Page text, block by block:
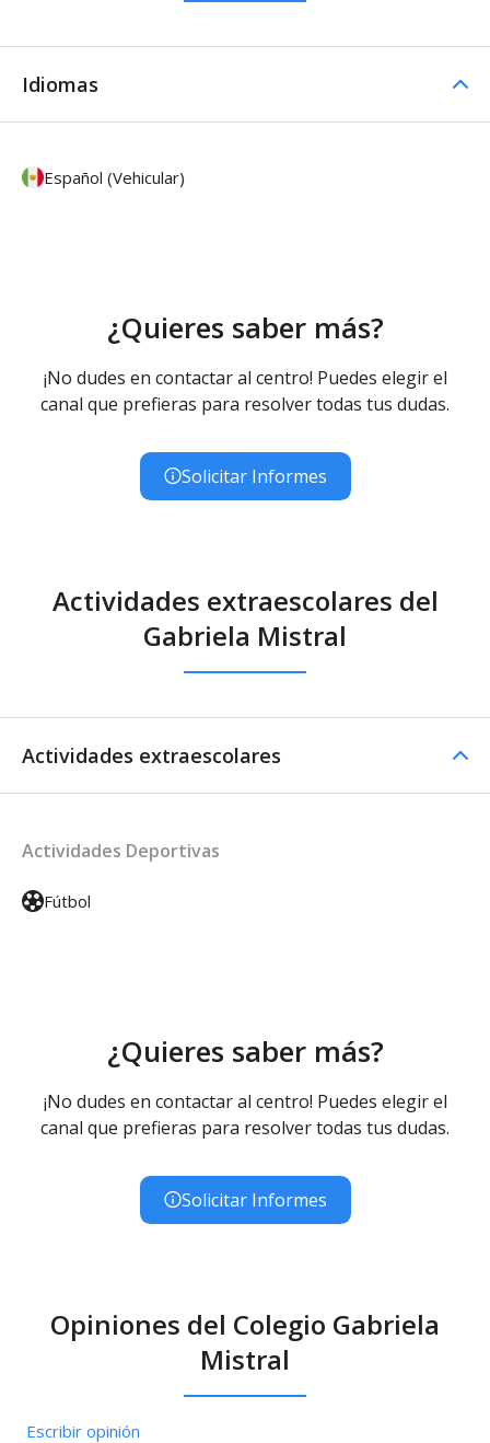
Idiomas
Español (Vehicular)
¿Quieres saber más?
¡No dudes en contactar al centro! Puedes elegir el
canal que prefieras para resolver todas tus dudas.
Solicitar Informes
Actividades extraescolares del
Gabriela Mistral
Actividades extraescolares
Actividades Deportivas
Fútbol
¿Quieres saber más?
¡No dudes en contactar al centro! Puedes elegir el
canal que prefieras para resolver todas tus dudas.
Solicitar Informes
Opiniones del Colegio Gabriela
Mistral
Escribir opinión